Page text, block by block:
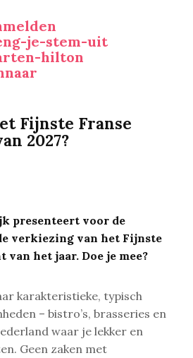
je-stem-uit
hilton
Fijnste Franse
2027?
presenteert voor de
verkiezing van het Fijnste
van het jaar. Doe je mee?
karakteristieke, typisch
– bistro’s, brasseries en
waar je lekker en
Geen zaken met